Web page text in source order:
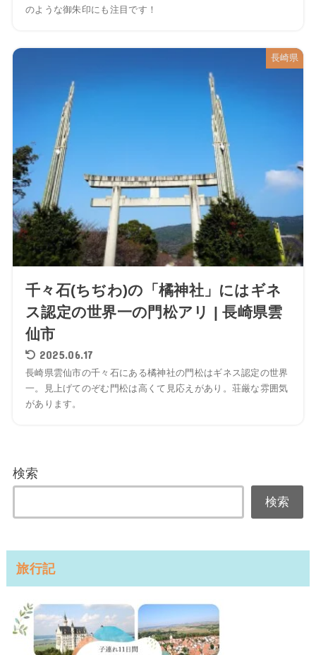
のような御朱印にも注目です！
長崎県
千々石(ちぢわ)の「橘神社」にはギネ
ス認定の世界一の門松アリ | 長崎県雲
仙市
2025.06.17
長崎県雲仙市の千々石にある橘神社の門松はギネス認定の世界
一。見上げてのぞむ門松は高くて見応えがあり。荘厳な雰囲気
があります。
検索
検索
旅行記